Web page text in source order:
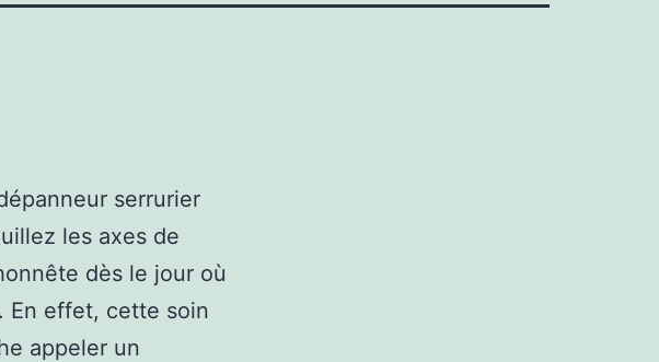
serrurier
les axes de
dès le jour où
En effet, cette soin
appeler un